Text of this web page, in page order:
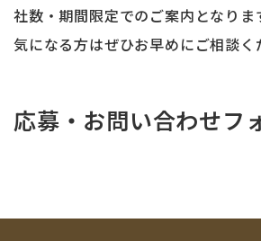
社数・期間限定でのご案内となりま
気になる方はぜひお早めにご相談く
応募・お問い合わせフ